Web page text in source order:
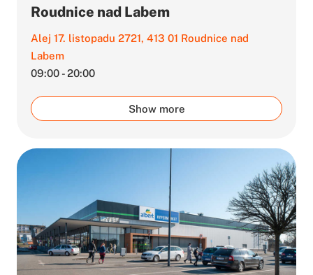
Roudnice nad Labem
Alej 17. listopadu 2721, 413 01 Roudnice nad
Labem
09:00 - 20:00
Show more